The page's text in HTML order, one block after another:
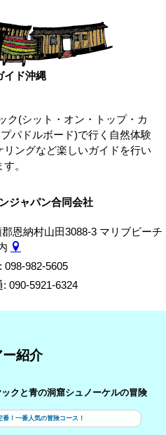
イド沖縄
ク(シット・オン・トップ・カ
パドルボード)で行く自然体験
ングなど楽しいガイドを行い
す。
ジャパン合同会社
恩納村山田3088-3 マリブビーチ
098-982-5605
090-5921-6324
ー紹介
クと青の洞窟シュノーケルの冒険
番！一番人気の冒険コース！